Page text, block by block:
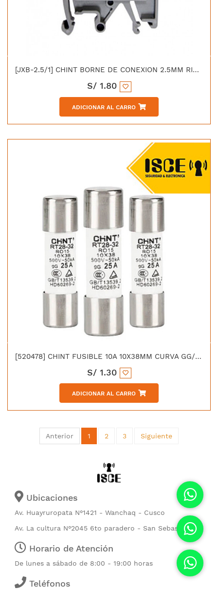
[JXB-2.5/1] CHINT BORNE DE CONEXION 2.5MM RIEL DIN GRIS
S/ 1.80
ADICIONAR AL CARRO
[520478] CHINT FUSIBLE 10A 10X38MM CURVA GG/GL 500V 20KA
S/ 1.30
ADICIONAR AL CARRO
Anterior 1 2 3 Siguiente
Ubicaciones
Av. Huayruropata N°1421 - Wanchaq - Cusco
Av. La cultura N°2045 6to paradero - San Sebastián
Horario de Atención
De lunes a sábado de 8:00 - 19:00 horas
Teléfonos